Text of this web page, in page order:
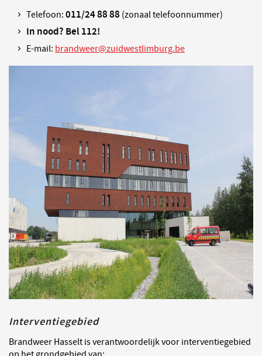
Telefoon: 011/24 88 88 (zonaal telefoonnummer)
In nood? Bel 112!
E-mail: brandweer@zuidwestlimburg.be
Interventiegebied
Brandweer Hasselt is verantwoordelijk voor interventiegebied